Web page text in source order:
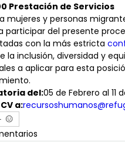
Prestación de Servicios
mujeres y personas
participar del presente
con la más estricta
la inclusión, diversidad y
a aplicar para esta
del:05 de Febrero al 11
a: